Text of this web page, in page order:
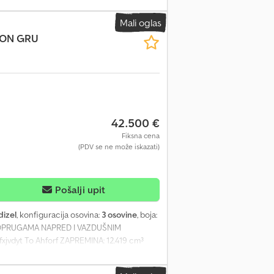
Mali oglas
GRU
42.500 €
Fiksna cena
(PDV se ne može iskazati)
Pošalji upit
, konfiguracija osovina: 3 osovine, boja:
NAPRED I VAZDUŠNIM
To Ahforf ZAPREMINA: 12.419 cm³
+ PRIKOLICA: 44.000 kg max. TIP